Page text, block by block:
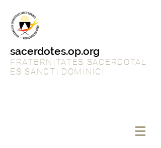
sacerdotes.op.org
FRATERNITATES SACERDOTAL
ES SANCTI DOMINICI